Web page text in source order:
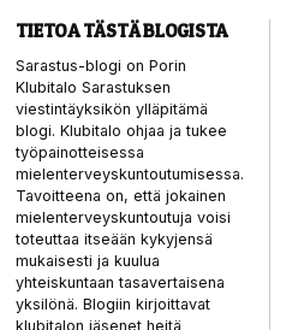
TIETOA TÄSTÄ BLOGISTA
Sarastus-blogi on Porin
Klubitalo Sarastuksen
viestintäyksikön ylläpitämä
blogi. Klubitalo ohjaa ja tukee
työpainotteisessa
mielenterveyskuntoutumisessa.
Tavoitteena on, että jokainen
mielenterveyskuntoutuja voisi
toteuttaa itseään kykyjensä
mukaisesti ja kuulua
yhteiskuntaan tasavertaisena
yksilönä. Blogiin kirjoittavat
klubitalon jäsenet heitä